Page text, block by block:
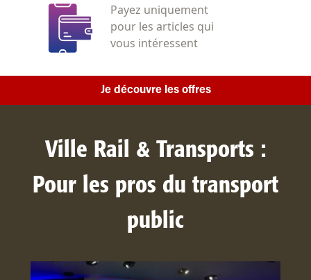
Payez uniquement
pour les articles qui
vous intéressent
Je découvre les offres
Ville Rail & Transports :
Pour les pros du transport
public